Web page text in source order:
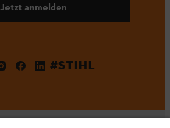
Jetzt anmelden
#STIHL